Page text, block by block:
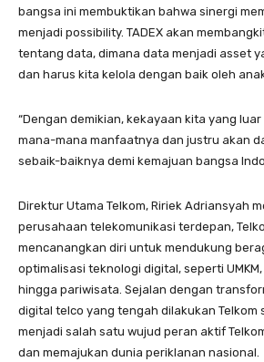
bangsa ini membuktikan bahwa sinergi
menjadi possibility. TADEX akan
tentang data, dimana data menjadi asset
dan harus kita kelola dengan baik oleh
“Dengan demikian, kekayaan kita yang
mana-mana manfaatnya dan justru akan
sebaik-baiknya demi kemajuan bangsa
Direktur Utama Telkom, Ririek Adriansyah
perusahaan telekomunikasi terdepan,
mencanangkan diri untuk mendukung
optimalisasi teknologi digital, seperti
hingga pariwisata. Sejalan dengan
digital telco yang tengah dilakukan Telkom
menjadi salah satu wujud peran aktif
dan memajukan dunia periklanan nasional.